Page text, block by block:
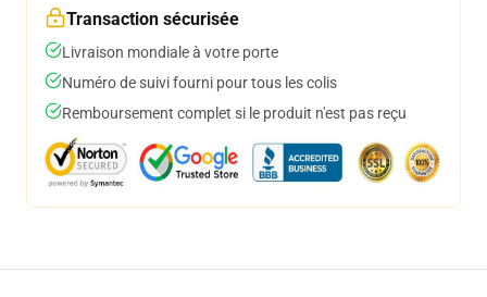
Transaction sécurisée
Livraison mondiale à votre porte
Numéro de suivi fourni pour tous les colis
Remboursement complet si le produit n'est pas reçu